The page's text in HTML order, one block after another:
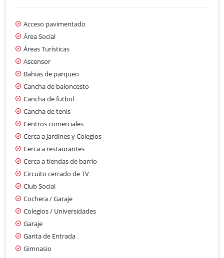
Acceso pavimentado
Área Social
Áreas Turísticas
Ascensor
Bahias de parqueo
Cancha de baloncesto
Cancha de futbol
Cancha de tenis
Centros comerciales
Cerca a Jardines y Colegios
Cerca a restaurantes
Cerca a tiendas de barrio
Circuito cerrado de TV
Club Social
Cochera / Garaje
Colegios / Universidades
Garaje
Garita de Entrada
Gimnasio